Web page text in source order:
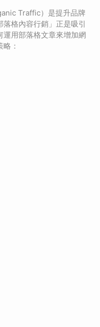
Traffic）是提升品牌
格內容行銷」正是吸引
運用部落格文章來增加網
：